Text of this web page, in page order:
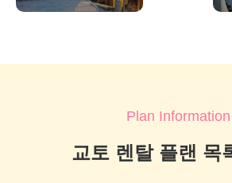
Plan Information
교토 렌탈 플랜 목